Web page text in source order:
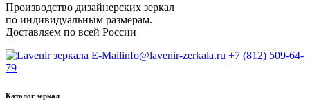
Производство дизайнерских зеркал
по индивидуальным размерам.
Доставляем по всей России
info@lavenir-zerkala.ru +7 (812) 509-64-
79
Каталог зеркал